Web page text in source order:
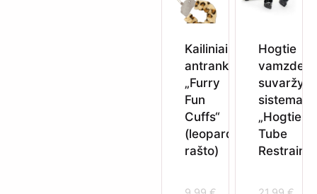
Kailiniai
antrankiai
„Furry
Fun
Cuffs“
(leopardo
rašto)
Hogtie
vamzdelių
sistema
„Hogtie
Tube
Restraint“